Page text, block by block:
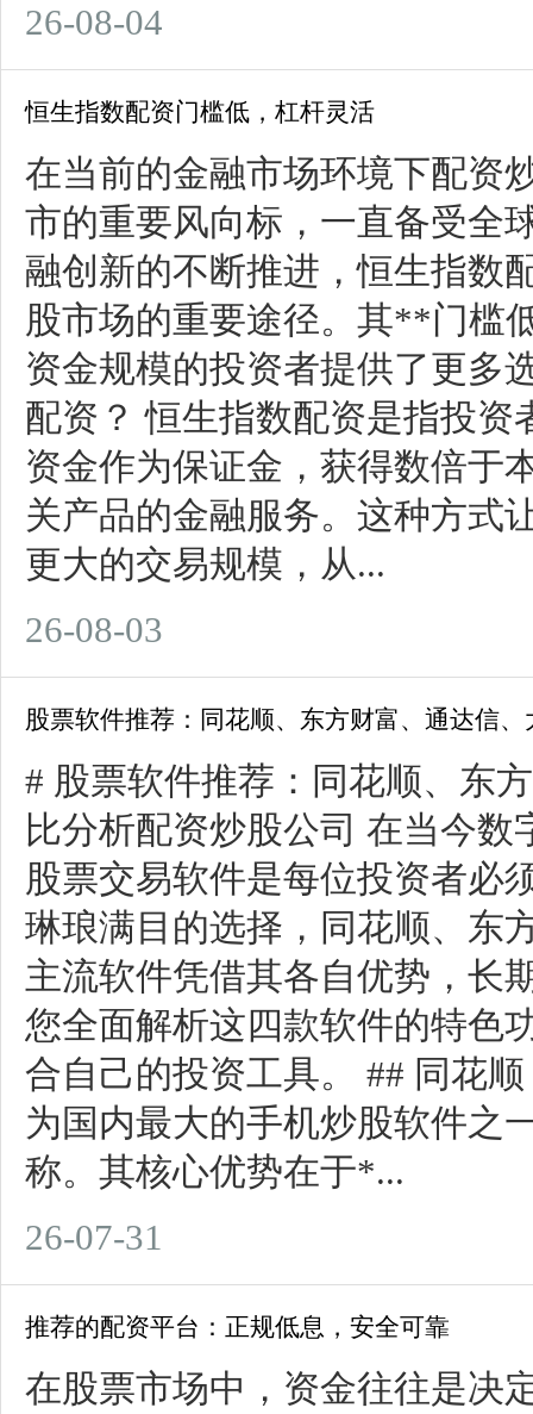
26-08-04
恒生指数配资门槛低，杠杆灵活
在当前的金融市场环境下配资
市的重要风向标，一直备受全
融创新的不断推进，恒生指数
股市场的重要途径。其**门槛
资金规模的投资者提供了更多
配资？ 恒生指数配资是指投
资金作为保证金，获得数倍于
关产品的金融服务。这种方式
更大的交易规模，从...
26-08-03
股票软件推荐：同花顺、东方财富、通达信、
# 股票软件推荐：同花顺、东
比分析配资炒股公司 在当今
股票交易软件是每位投资者必
琳琅满目的选择，同花顺、东
主流软件凭借其各自优势，长
您全面解析这四款软件的特色
合自己的投资工具。 ## 同花
为国内最大的手机炒股软件之
称。其核心优势在于*...
26-07-31
推荐的配资平台：正规低息，安全可靠
在股票市场中，资金往往是决